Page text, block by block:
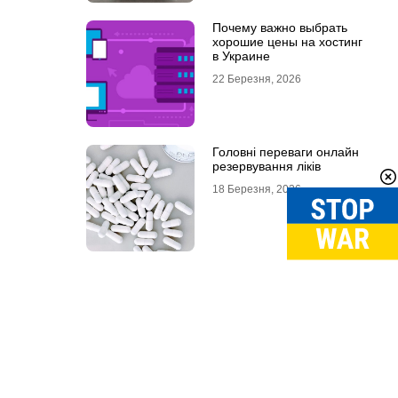
Почему важно выбрать
хорошие цены на хостинг
в Украине
22 Березня, 2026
Головні переваги онлайн
резервування ліків
18 Березня, 2026